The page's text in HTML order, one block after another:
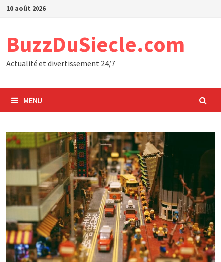
Passer
10 août 2026
BuzzDuSiecle.com
Actualité et divertissement 24/7
MENU